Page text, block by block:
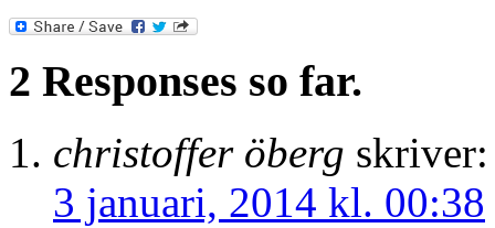
2 Responses so far.
christoffer öberg skriver:
3 januari, 2014 kl. 00:38